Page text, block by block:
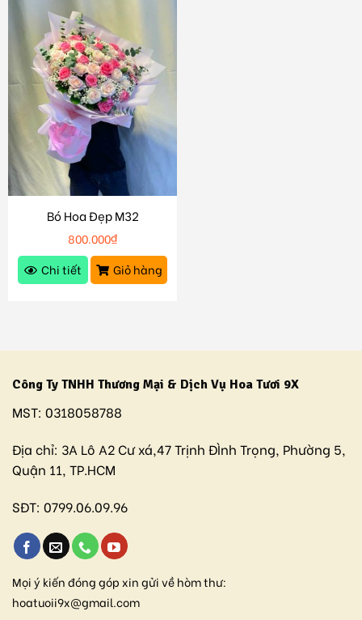
Bó Hoa Đẹp M32
800.000₫
Chi tiết
Giỏ hàng
Công Ty TNHH Thương Mại & Dịch Vụ Hoa Tươi 9X
MST: 0318058788
Địa chỉ: 3A Lô A2 Cư xá,47 Trịnh ĐÌnh Trọng, Phường 5,
Quận 11, TP.HCM
SĐT: 0799.06.09.96
Mọi ý kiến đóng góp xin gửi về hòm thư:
hoatuoii9x@gmail.com